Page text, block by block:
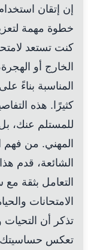
إن إتقان
خطوة مهمة
الخارج أو
المناسبة بناءً
كثيرًا. هذه
للمستلم عنك،
المهني. من فهم
الشائعة، قدم
التعامل بثقة مع
الامتحانات
تذكر أن
تعكس حساسيتك